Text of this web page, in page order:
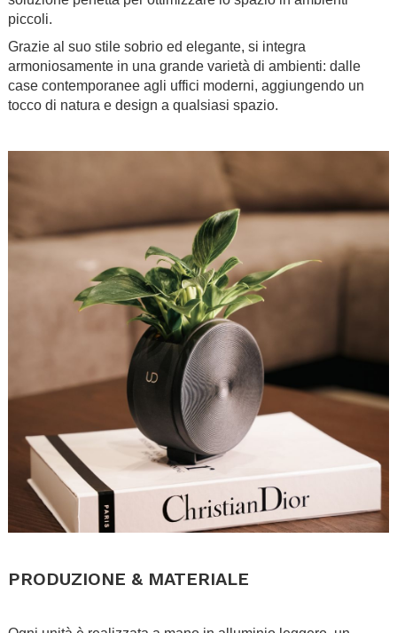
piccoli.
Grazie al suo stile sobrio ed elegante, si integra
armoniosamente in una grande varietà di ambienti: dalle
case contemporanee agli uffici moderni, aggiungendo un
tocco di natura e design a qualsiasi spazio.
PRODUZIONE & MATERIALE